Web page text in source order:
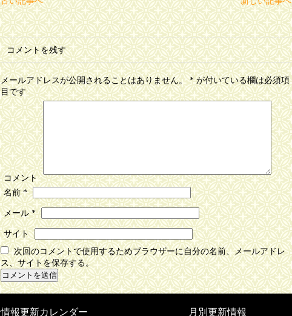
コメントを残す
メールアドレスが公開されることはありません。 *が付いている欄は必須項
目です
コメント
名前*
メール*
サイト
次回のコメントで使用するためブラウザーに自分の名前、メールアドレ
ス、サイトを保存する。
情報更新カレンダー 月別更新情報